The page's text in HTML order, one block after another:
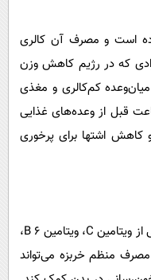
است و مصرف آن کالری
که در رژیم کاهش وزن
میان‌وعده کم‌کالری و مغذی
قبل از وعده‌های غذایی
اشتها برای پرخوری
از آنجا که خربزه دارای مقادیر قابل توجهی از ویتامین C، ویتامین B ۶،
مصرف منظم خربزه می‌تواند